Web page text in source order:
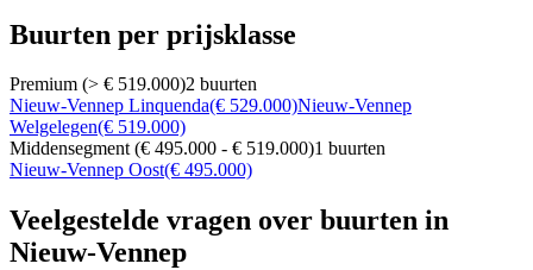
Buurten per prijsklasse
Premium (> € 519.000)2 buurten
Nieuw-Vennep Linquenda(€ 529.000)Nieuw-Vennep
Welgelegen(€ 519.000)
Middensegment (€ 495.000 - € 519.000)1 buurten
Nieuw-Vennep Oost(€ 495.000)
Veelgestelde vragen over buurten in
Nieuw-Vennep